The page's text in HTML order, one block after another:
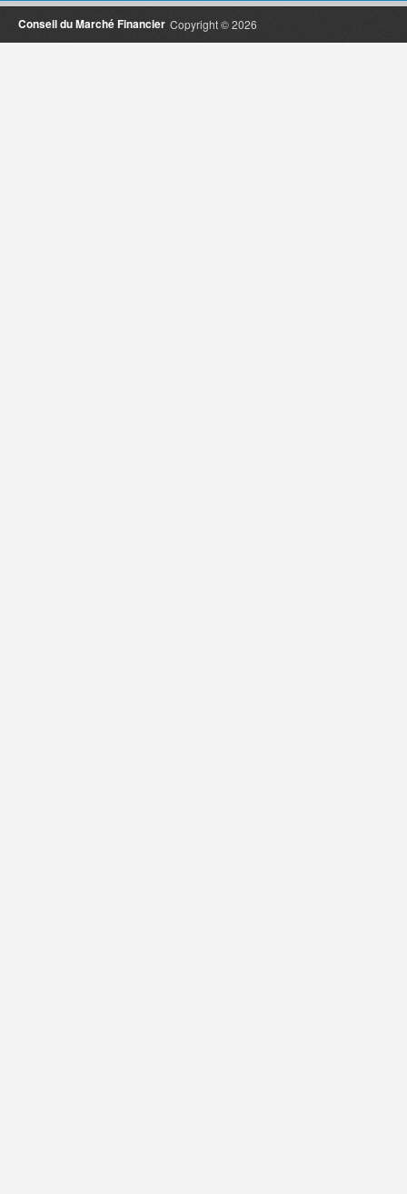
Copyright © 2026
Conseil du Marché Financier